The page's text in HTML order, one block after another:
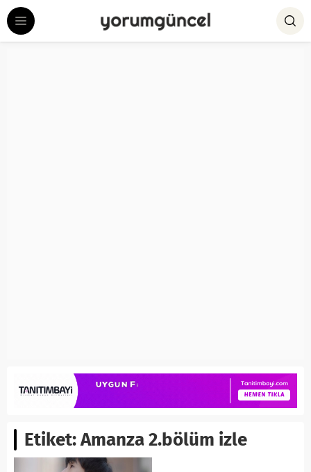
Etiket:Amanza 2.bölüm izle